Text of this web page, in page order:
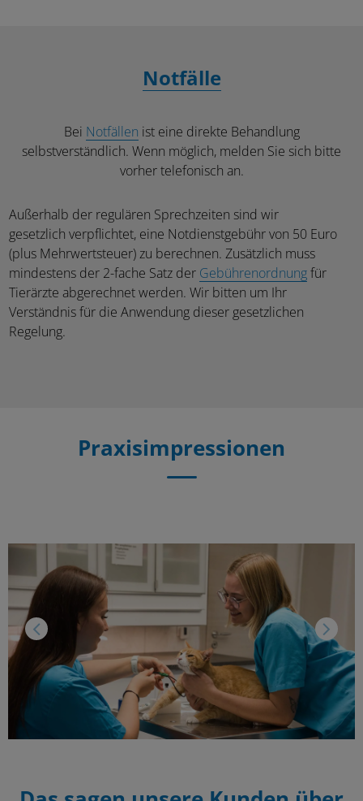
Notfälle
Bei Notfällen ist eine direkte Behandlung
selbstverständlich. Wenn möglich, melden Sie sich bitte
vorher telefonisch an.
Außerhalb der regulären Sprechzeiten sind wir
gesetzlich verpflichtet, eine Notdienstgebühr von 50 Euro
(plus Mehrwertsteuer) zu berechnen. Zusätzlich muss
mindestens der 2-fache Satz der Gebührenordnung für
Tierärzte abgerechnet werden. Wir bitten um Ihr
Verständnis für die Anwendung dieser gesetzlichen
Regelung.
Praxisimpressionen